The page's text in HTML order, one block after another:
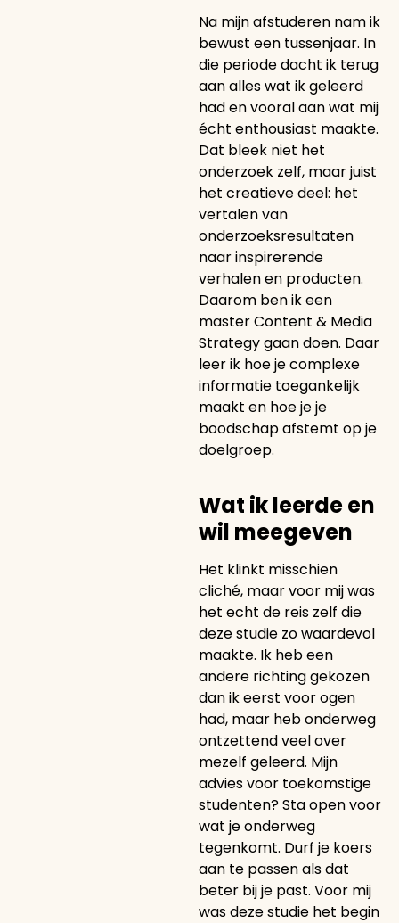
Na mijn afstuderen nam ik
bewust een tussenjaar. In
die periode dacht ik terug
aan alles wat ik geleerd
had en vooral aan wat mij
écht enthousiast maakte.
Dat bleek niet het
onderzoek zelf, maar juist
het creatieve deel: het
vertalen van
onderzoeksresultaten
naar inspirerende
verhalen en producten.
Daarom ben ik een
master Content & Media
Strategy gaan doen. Daar
leer ik hoe je complexe
informatie toegankelijk
maakt en hoe je je
boodschap afstemt op je
doelgroep.
Wat ik leerde en
wil meegeven
Het klinkt misschien
cliché, maar voor mij was
het echt de reis zelf die
deze studie zo waardevol
maakte. Ik heb een
andere richting gekozen
dan ik eerst voor ogen
had, maar heb onderweg
ontzettend veel over
mezelf geleerd. Mijn
advies voor toekomstige
studenten? Sta open voor
wat je onderweg
tegenkomt. Durf je koers
aan te passen als dat
beter bij je past. Voor mij
was deze studie het begin